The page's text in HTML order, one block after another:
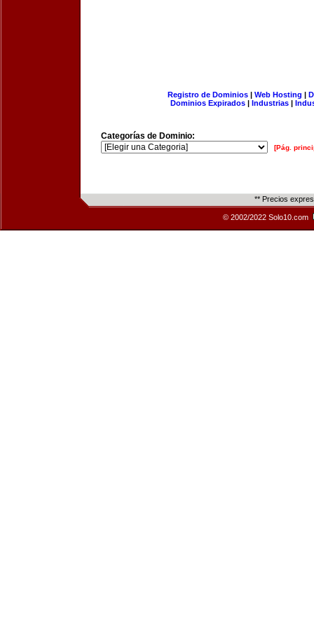
Registro de Dominios| Web Hosting |
Dominios Expirados | Industrias |
Categorías de Dominio:
[Pág.
** Precios
© 2002/2022 Solo10.com